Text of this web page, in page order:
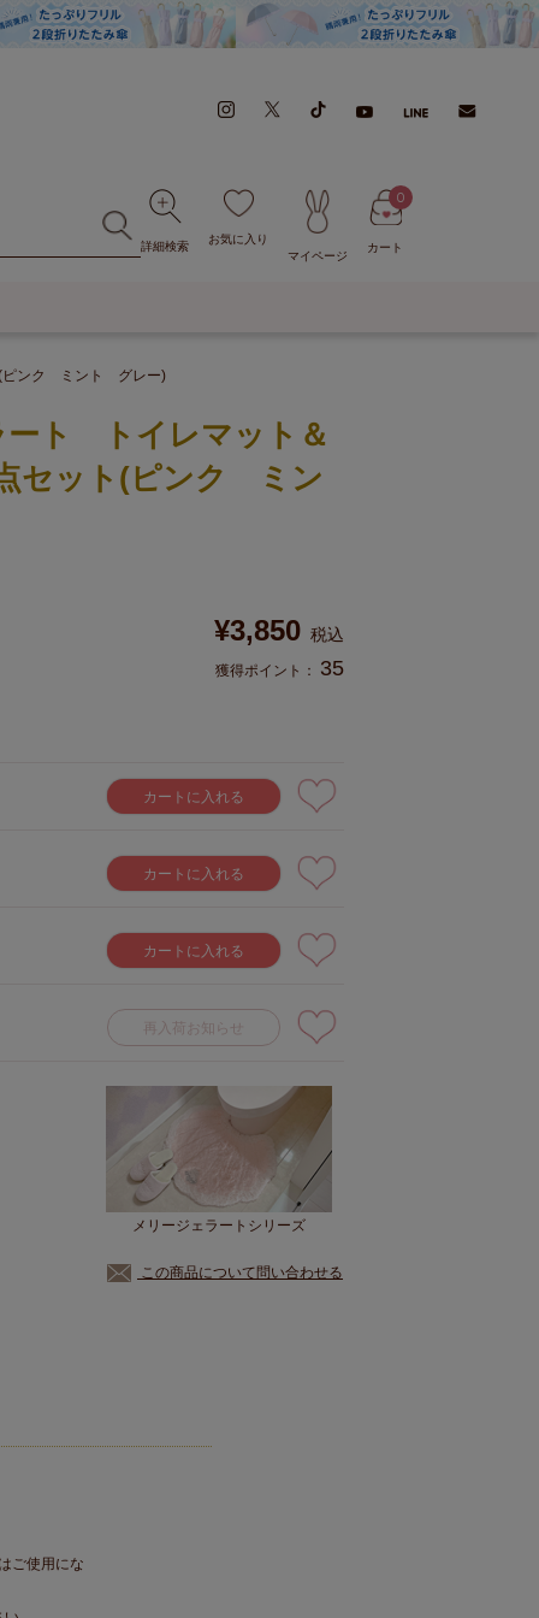
詳細検索
お気に入り
マイページ
カート
0
(ピンク ミント グレー)
ート トイレマット＆
セット(ピンク ミン
¥3,850 税込
獲得ポイント： 35
カートに入れる
カートに入れる
カートに入れる
再入荷お知らせ
メリージェラートシリーズ
この商品について問い合わせる
ご使用にな